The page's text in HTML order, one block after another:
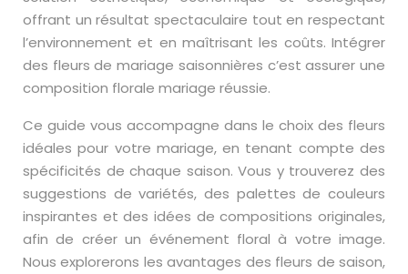
offrant un résultat spectaculaire tout en respectant
l’environnement et en maîtrisant les coûts. Intégrer
des fleurs de mariage saisonnières c’est assurer une
composition florale mariage réussie.
Ce guide vous accompagne dans le choix des fleurs
idéales pour votre mariage, en tenant compte des
spécificités de chaque saison. Vous y trouverez des
suggestions de variétés, des palettes de couleurs
inspirantes et des idées de compositions originales,
afin de créer un événement floral à votre image.
Nous explorerons les avantages des fleurs de saison,